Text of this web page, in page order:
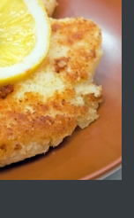
преди 3 дни
под наем в кв.
близо до
преди 3 дни